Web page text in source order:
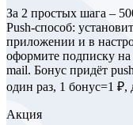
За 2 простых шага –
Push-способ:
приложении и в
оформите подписку на
mail. Бонус придёт
один раз, 1 бонус=1 ₽,
Акция